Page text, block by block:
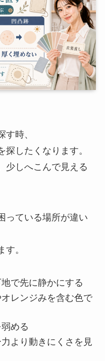
時、
したくなります。
少しへこんで見える
っている場所が違い
。
で先に静かにする
レンジみを含む色で
める
より動きにくさを見